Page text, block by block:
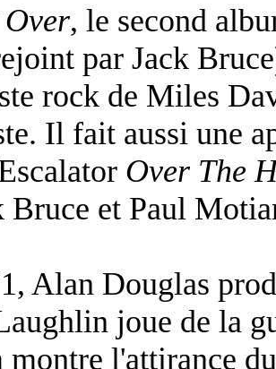
, le second
par Jack
rock de Miles
Il fait aussi une
Over The
Bruce et Paul
Alan Douglas
joue de la
l'attirance